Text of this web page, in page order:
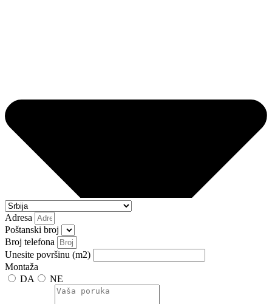
Adresa
Poštanski broj
Broj telefona
Unesite površinu (m2)
Montaža
DA
NE